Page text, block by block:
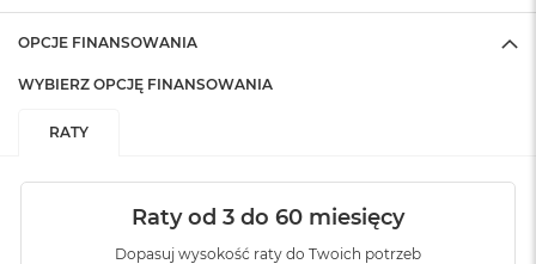
OPCJE FINANSOWANIA
WYBIERZ OPCJĘ FINANSOWANIA
RATY
Raty od 3 do 60 miesięcy
Dopasuj wysokość raty do Twoich potrzeb